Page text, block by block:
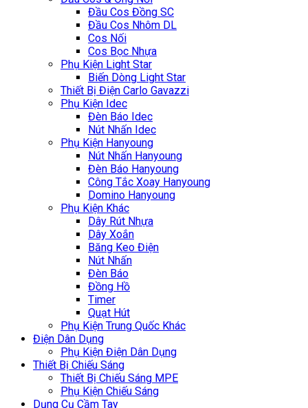
Đầu Cos Đồng SC
Đầu Cos Nhôm DL
Cos Nối
Cos Bọc Nhựa
Phụ Kiện Light Star
Biến Dòng Light Star
Thiết Bị Điện Carlo Gavazzi
Phụ Kiện Idec
Đèn Báo Idec
Nút Nhấn Idec
Phụ Kiện Hanyoung
Nút Nhấn Hanyoung
Đèn Báo Hanyoung
Công Tắc Xoay Hanyoung
Domino Hanyoung
Phụ Kiện Khác
Dây Rút Nhựa
Dây Xoắn
Băng Keo Điện
Nút Nhấn
Đèn Báo
Đồng Hồ
Timer
Quạt Hút
Phụ Kiện Trung Quốc Khác
Điện Dân Dụng
Phụ Kiện Điện Dân Dụng
Thiết Bị Chiếu Sáng
Thiết Bị Chiếu Sáng MPE
Phụ Kiện Chiếu Sáng
Dụng Cụ Cầm Tay